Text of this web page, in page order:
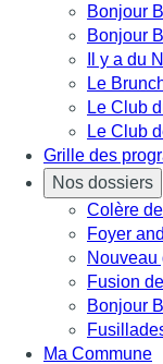
Bonjour
Bonjour
Il y a du
Le
Le Club
Le Club
Grille des
Nos dossiers
Colère
Foyer
Nouveau
Fusion
Bonjour
Ma Commune